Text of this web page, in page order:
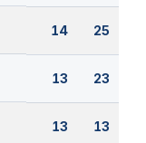
14 25
13 23
13 13